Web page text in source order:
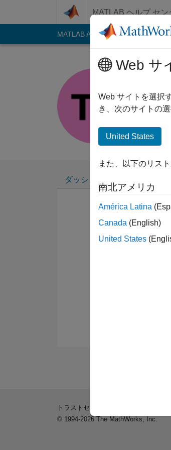
コンテンツへスキップ
MATLAB ヘルプ セン
MATLAB Answers File Exchange
Last
ダッシュボード
Web サ
Web サイトを選択
き、次のサイトの
United States
また、以下のリス
南北アメリカ
América Latina
Canada (English)
United States
トラストセンター
© 1994-2026 The MathWorks, Inc.